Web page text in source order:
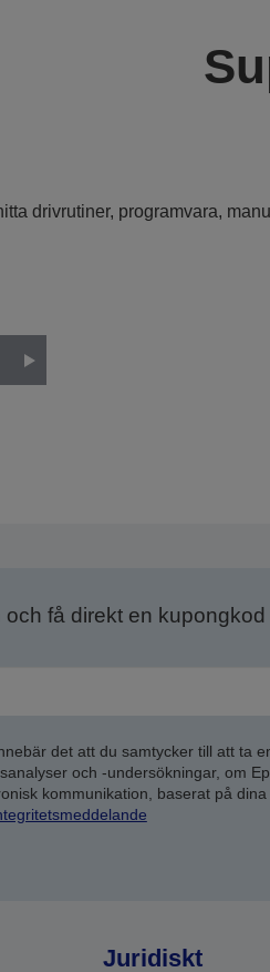
drivrutiner, programvara,
få direkt en kupongkod
det att du samtycker till att ta
och -undersökningar, om
kommunikation, baserat på
Juridiskt